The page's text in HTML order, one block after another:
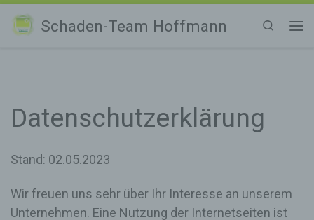
Zum Inhalt springen
Schaden-Team Hoffmann
Search
Datenschutzerklärung
Stand: 02.05.2023
Wir freuen uns sehr über Ihr Interesse an unserem
Unternehmen. Eine Nutzung der Internetseiten ist